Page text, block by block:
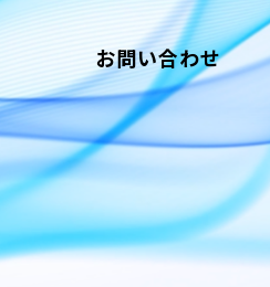
お問い合わせ